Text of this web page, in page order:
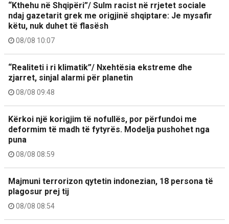
“Kthehu në Shqipëri”/ Sulm racist në rrjetet sociale
ndaj gazetarit grek me origjinë shqiptare: Je mysafir
këtu, nuk duhet të flasësh
08/08 10:07
“Realiteti i ri klimatik”/ Nxehtësia ekstreme dhe
zjarret, sinjal alarmi për planetin
08/08 09:48
Kërkoi një korigjim të nofullës, por përfundoi me
deformim të madh të fytyrës. Modelja pushohet nga
puna
08/08 08:59
Majmuni terrorizon qytetin indonezian, 18 persona të
plagosur prej tij
08/08 08:54